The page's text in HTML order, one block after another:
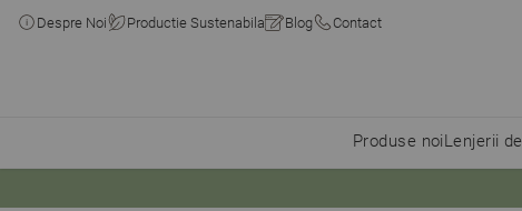
Despre Noi Productie Sustenabila Blog Contact
Produse noiLenjerii